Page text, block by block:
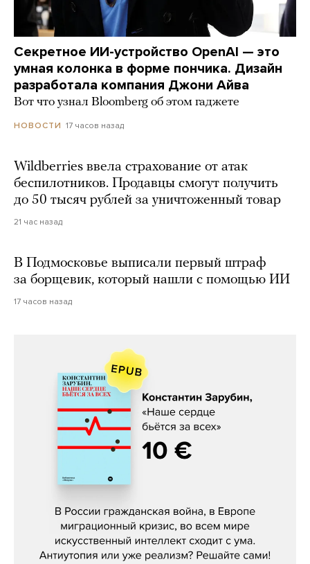
Секретное ИИ-устройство OpenAI — это
умная колонка в форме пончика. Дизайн
разработала компания Джони Айва
Вот что узнал Bloomberg об этом гаджете
НОВОСТИ 17 часов назад
Wildberries ввела страхование от атак
беспилотников. Продавцы смогут получить
до 50 тысяч рублей за уничтоженный товар
21 час назад
В Подмосковье выписали первый штраф
за борщевик, который нашли с помощью ИИ
17 часов назад
Константин Зарубин, «Наше сердце